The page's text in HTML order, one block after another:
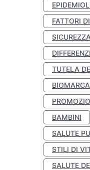
FATTORI
TUTELA
BAMBINI
SALUTE
STILI DI
SALUTE